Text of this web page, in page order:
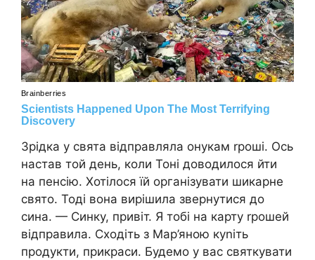
Зрідка у свята відправляла онукам rроші. Ось
настав той день, коли Тоні доводилося йти
на пенсію. Хотілося їй організувати шикарне
свято. Тоді вона вирішила звернутися до
сина. — Синку, привіт. Я тобі на карту rрошей
відправила. Сходіть з Мар’яною куnіть
продукти, прикраси. Будемо у вас святкувати